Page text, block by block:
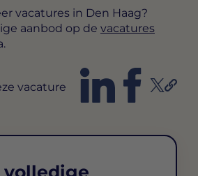
vacatures in Den Haag?
aanbod op de vacatures
vacature